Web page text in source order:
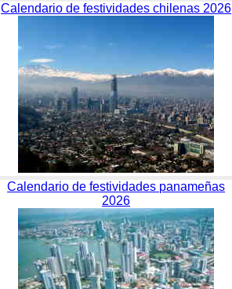
Calendario de festividades chilenas 2026
Calendario de festividades panameñas
2026